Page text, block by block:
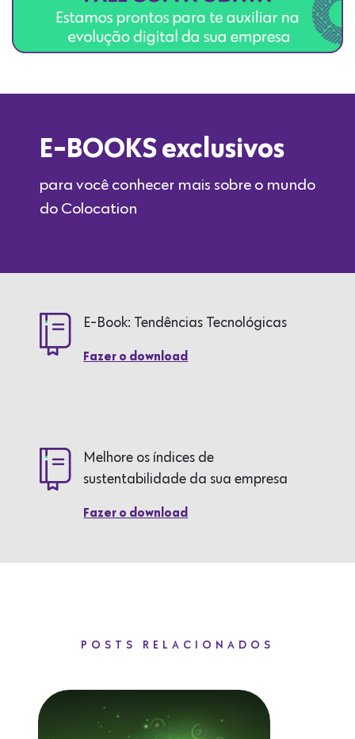
E-BOOKS exclusivos
para você conhecer mais sobre o mundo
do Colocation
E-Book: Tendências Tecnológicas
Fazer o download
Melhore os índices de
sustentabilidade da sua empresa
Fazer o download
POSTS RELACIONADOS